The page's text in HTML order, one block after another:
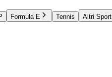
Formula E Tennis Altri Sport